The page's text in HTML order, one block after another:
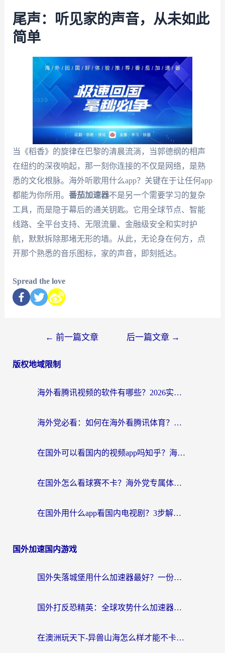
尾声：听见家的声音，从未如此
简单
当《稻香》的旋律在巴黎的清晨流淌，当郭德纲的相声
在纽约的深夜响起，那一刻你连接的不仅是网络，是熟
悉的文化根脉。海外听歌用什么app？关键在于让任何app
都能为你所用。 番茄加速器不是另一个需要学习的复杂
工具，而是隐于幕后的通关钥匙。它用全球节点、智能
线路、全平台支持、无限流量、金融级安全和实时护
航，默默拆除那堵无形的墙。从此，无论身在何方，点
开那个熟悉的音乐图标，家的声音，即刻抵达。
Spread the love
← 前一篇文章 后一篇文章 →
版权地域限制
海外看腾讯视频的软件有哪些？2026实测有效，留学生都在用的回国加速器指南
海外党必看：如何在海外看腾讯体育？解决赛事直播地区限制的终极指南
在国外可以看国内的视频app吗知乎？海外党亲测有效的追剧加速方案
在国外怎么看球赛不卡？海外党专属体育直播自由指南
在国外用什么app看国内电视剧？3步解决版权限制+卡顿难题
国外加速国内游戏
国外失落城堡用什么加速器最好？一份来自老玩家的真实指南
国外打反恐精英：全球攻势什么加速器好用？2026海外玩家国服游戏加速终极指南
在澳洲玩天下-异兽山海怎么样才能不卡？一份给南半球玩家的自救指南